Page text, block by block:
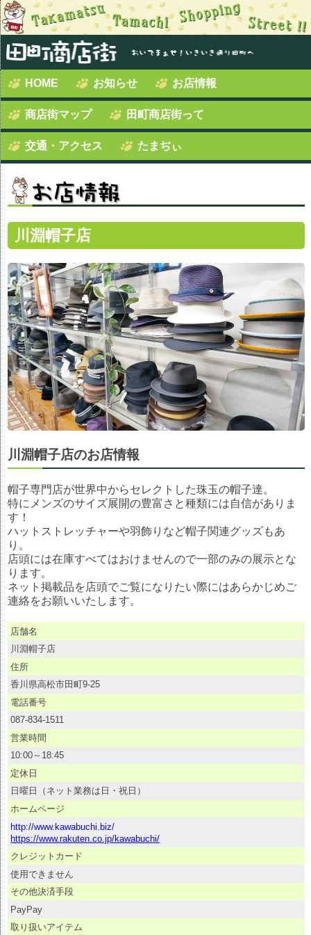
HOME お知らせ お店情報
商店街マップ 田町商店街って
交通・アクセス たまぢぃ
川淵帽子店
川淵帽子店のお店情報
帽子専門店が世界中からセレクトした珠玉の帽子達。
特にメンズのサイズ展開の豊富さと種類には自信がありま
す！
ハットストレッチャーや羽飾りなど帽子関連グッズもあ
り。
店頭には在庫すべてはおけませんので一部のみの展示とな
ります。
ネット掲載品を店頭でご覧になりたい際にはあらかじめご
連絡をお願いいたします。
店舗名
川淵帽子店
住所
香川県高松市田町9-25
電話番号
087-834-1511
営業時間
10:00～18:45
定休日
日曜日（ネット業務は日・祝日）
ホームページ
http://www.kawabuchi.biz/
https://www.rakuten.co.jp/kawabuchi/
クレジットカード
使用できません
その他決済手段
PayPay
取り扱いアイテム